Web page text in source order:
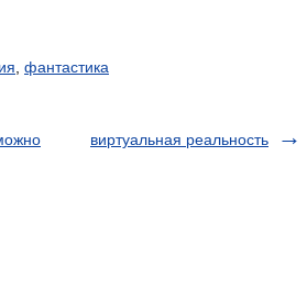
фантастика
виртуальная реальность